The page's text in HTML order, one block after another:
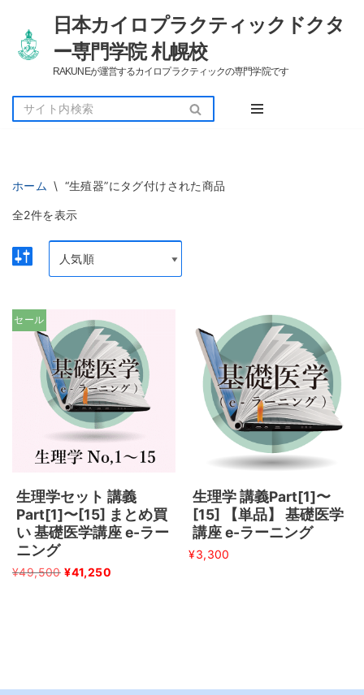
コ
ン
ン
ッ
日本カイロプラクティックドクタ
ー専門学院 札幌校
RAKUNEが運営するカイロプラクティックの専門学院です
ホーム \ “生殖器”にタグ付けされた商品
全2件を表示
セール
生理学セット 講義
Part[1]〜[15] まとめ買
い 基礎医学講座 e-ラー
ニング
¥49,500 ¥41,250
生理学 講義Part[1]〜
[15] 【単品】 基礎医学
講座 e-ラーニング
¥3,300